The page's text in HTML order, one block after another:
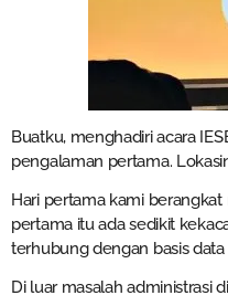
Buatku, menghadiri acara
pengalaman pertama.
Hari pertama kami
pertama itu ada sedikit
terhubung dengan basis
Di luar masalah administrasi